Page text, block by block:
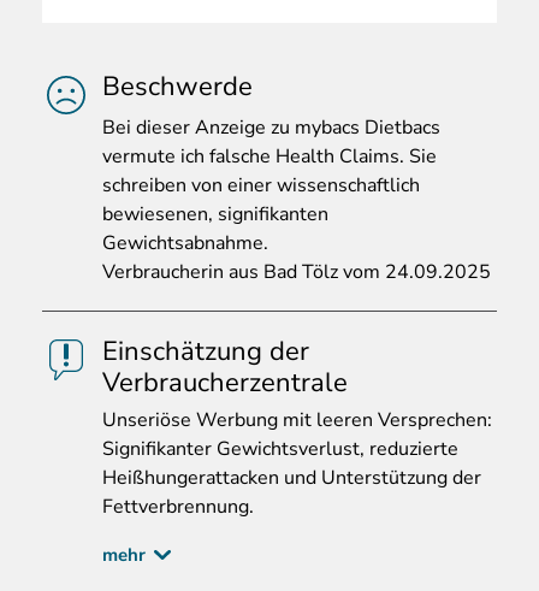
Beschwerde
Bei dieser Anzeige zu mybacs Dietbacs
vermute ich falsche Health Claims. Sie
schreiben von einer wissenschaftlich
bewiesenen, signifikanten
Gewichtsabnahme.
Verbraucherin aus Bad Tölz vom 24.09.2025
Einschätzung der
Verbraucherzentrale
Unseriöse Werbung mit leeren Versprechen:
Signifikanter Gewichtsverlust, reduzierte
Heißhungerattacken und Unterstützung der
Fettverbrennung.
mehr